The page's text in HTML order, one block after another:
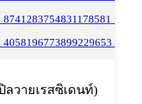
ลวายเรสซิเดนท์)